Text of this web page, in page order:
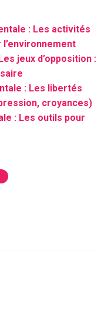
: Les activités
jeux d’opposition :
: Les libertés
croyances)
: Les outils pour